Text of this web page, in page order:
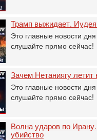
Трамп выжидает.
Это главные новости
слушайте прямо сейчас!
Зачем Нетаниягу
Это главные новости
слушайте прямо сейчас!
Волна ударов по
убийство